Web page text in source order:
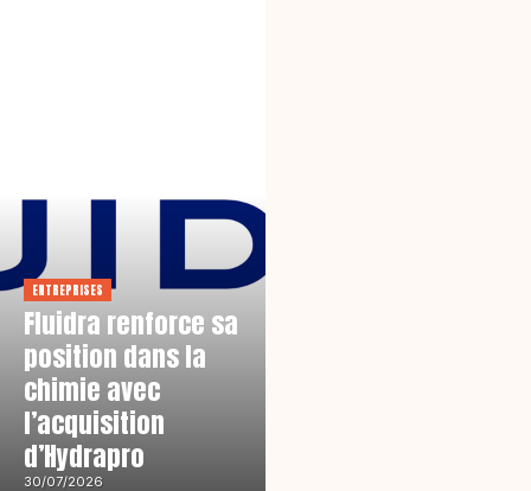
ENTREPRISES
Fluidra renforce sa
position dans la
chimie avec
l’acquisition
d’Hydrapro
30/07/2026